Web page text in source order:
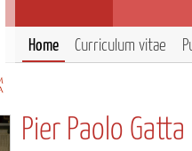
Home Curriculum vitae
Pier Paolo Gatta